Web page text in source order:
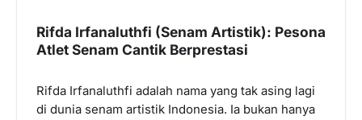
Rifda Irfanaluthfi (Senam Artistik): Pesona
Atlet Senam Cantik Berprestasi
Rifda Irfanaluthfi adalah nama yang tak asing lagi
di dunia senam artistik Indonesia. Ia bukan hanya